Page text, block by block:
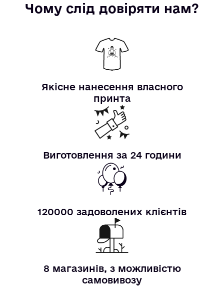
Чому слід довіряти нам?
Якісне нанесення власного
принта
Виготовлення за 24 години
120000 задоволених клієнтів
8 магазинів, з можливістю
самовивозу